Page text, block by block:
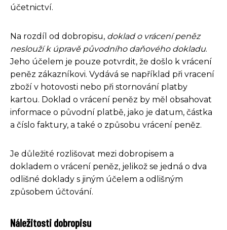
účetnictví.
Na rozdíl od dobropisu, doklad o vrácení peněz
neslouží k úpravě původního daňového dokladu.
Jeho účelem je pouze potvrdit, že došlo k vrácení
peněz zákazníkovi. Vydává se například při vracení
zboží v hotovosti nebo při stornování platby
kartou. Doklad o vrácení peněz by měl obsahovat
informace o původní platbě, jako je datum, částka
a číslo faktury, a také o způsobu vrácení peněz.
Je důležité rozlišovat mezi dobropisem a
dokladem o vrácení peněz, jelikož se jedná o dva
odlišné doklady s jiným účelem a odlišným
způsobem účtování.
Náležitosti dobropisu